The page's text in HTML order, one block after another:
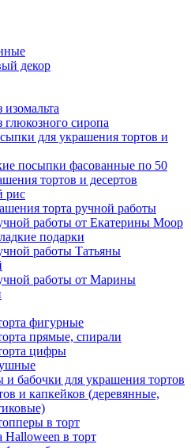
декор
сиропа
для украшения тортов и
посыпки фасованные по 50
тортов и десертов
рис
торта ручной работы
работы от Екатерины Моор
подарки
работы Татьяны
работы от Марины
фигурные
прямые, спирали
цифры
бабочки для украшения тортов
и капкейков (деревянные,
в торт
в торт